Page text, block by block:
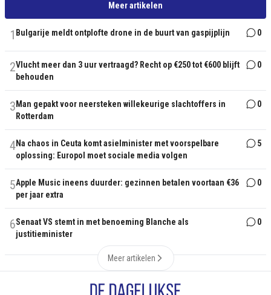
Meer artikelen
1 Bulgarije meldt ontplofte drone in de buurt van gaspijplijn 0
2Vlucht meer dan 3 uur vertraagd? Recht op €250 tot €600 blijft
behouden
0
3 Man gepakt voor neersteken willekeurige slachtoffers in
Rotterdam
0
4Na chaos in Ceuta komt asielminister met voorspelbare
oplossing: Europol moet sociale media volgen
5
5Apple Music ineens duurder: gezinnen betalen voortaan €36
per jaar extra
0
6Senaat VS stemt in met benoeming Blanche als
justitieminister
0
Meer artikelen